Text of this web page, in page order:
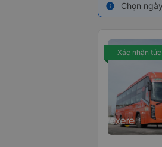
info Chọn
Xác nhận